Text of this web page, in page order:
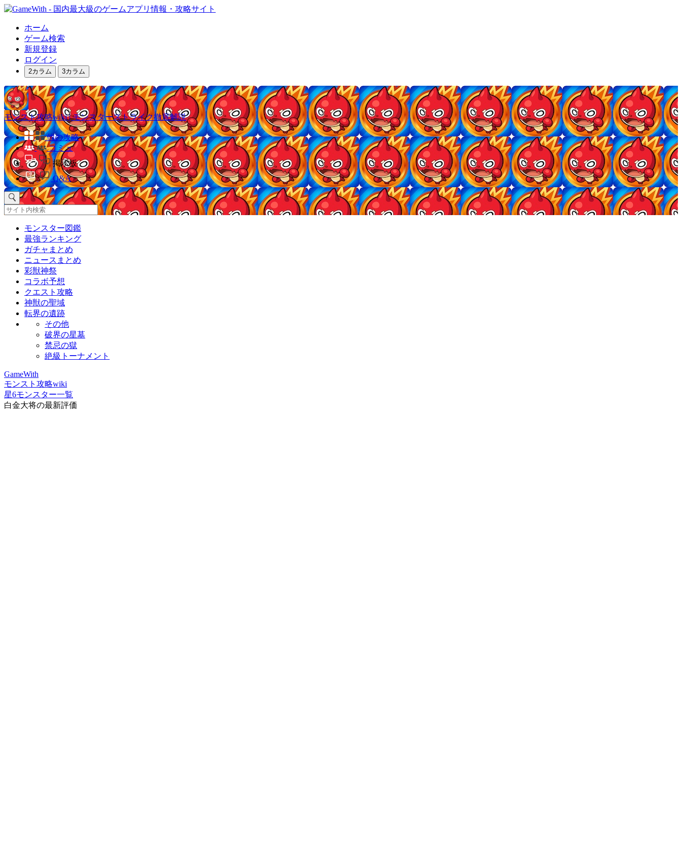
ホーム
ゲーム検索
新規登録
ログイン
2カラム 3カラム
モンスト攻略wiki | モンスターストライク徹底解説
他の攻略
コミュ
掲示板
Q&A
モンスター図鑑
最強ランキング
ガチャまとめ
ニュースまとめ
彩獣神祭
コラボ予想
クエスト攻略
神獣の聖域
転界の遺跡
その他
破界の星墓
禁忌の獄
絶級トーナメント
GameWith
モンスト攻略wiki
星6モンスター一覧
白金大将の最新評価